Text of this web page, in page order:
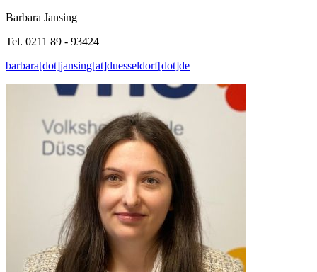
Barbara Jansing
Tel. 0211 89 - 93424
barbara[dot]jansing[at]duesseldorf[dot]de